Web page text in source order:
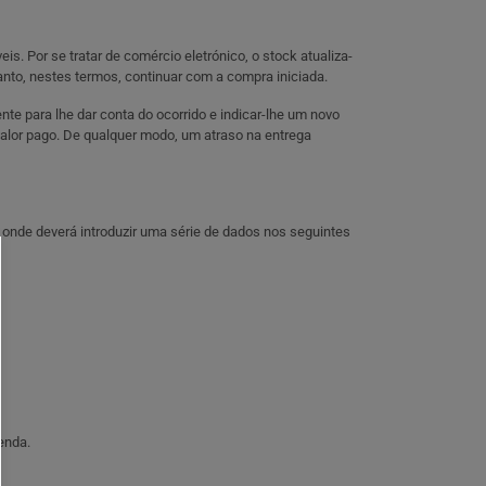
Por se tratar de comércio eletrónico, o stock atualiza-
nestes termos, continuar com a compra iniciada.
para lhe dar conta do ocorrido e indicar-lhe um novo
pago. De qualquer modo, um atraso na entrega
deverá introduzir uma série de dados nos seguintes